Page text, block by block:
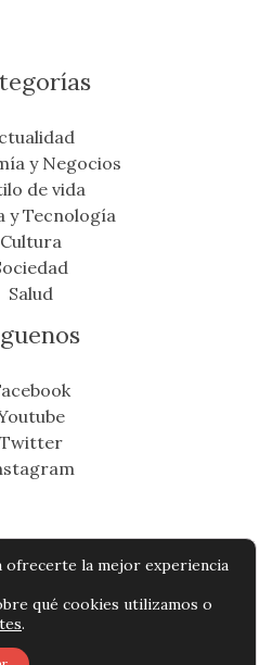
y Negocios
de vida
y Tecnología
Cultura
Salud
Twitter
direitos reservados -
ofrecerte la mejor experiencia
qué cookies utilizamos o
.